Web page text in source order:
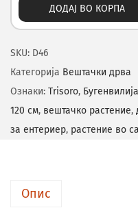
ДОДАЈ ВО КОРПА
SKU: D46
Категорија Вештачки дрва
Ознаки: Trisoro, Бугенвилија
120 см, вештачко растение,
за ентериер, растение во
Опис